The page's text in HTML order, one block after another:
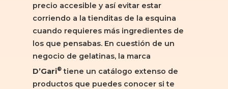
precio accesible y así evitar estar
corriendo a la tienditas de la esquina
cuando requieres más ingredientes de
los que pensabas. En cuestión de un
negocio de gelatinas, la marca
D’Gari® tiene un catálogo extenso de
productos que puedes conocer si te